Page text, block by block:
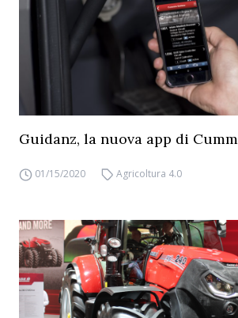
Guidanz, la nuova app di
01/15/2020 Agricoltura 4.0